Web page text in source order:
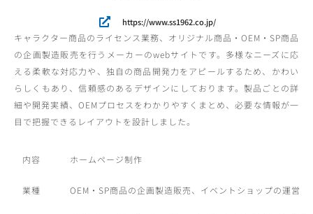
https://www.ss1962.co.jp/
キャラクター商品のライセンス業務、オリジナル商品・OEM・SP商品
の企画製造販売を行うメーカーのwebサイトです。多様なニーズに応
える柔軟な対応力や、独自の商品開発力をアピールするため、かわい
らしくもあり、信頼感のあるデザインにしております。製品ごとの詳
細や開発実績、OEMプロセスをわかりやすくまとめ、必要な情報が一
目で把握できるレイアウトを設計しました。
内容 ホームページ制作
業種 OEM・SP商品の企画製造販売、イベントショップの運営